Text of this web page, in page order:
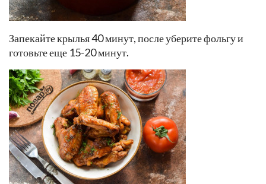
Запекайте крылья 40 минут, после уберите фольгу и
готовьте еще 15-20 минут.